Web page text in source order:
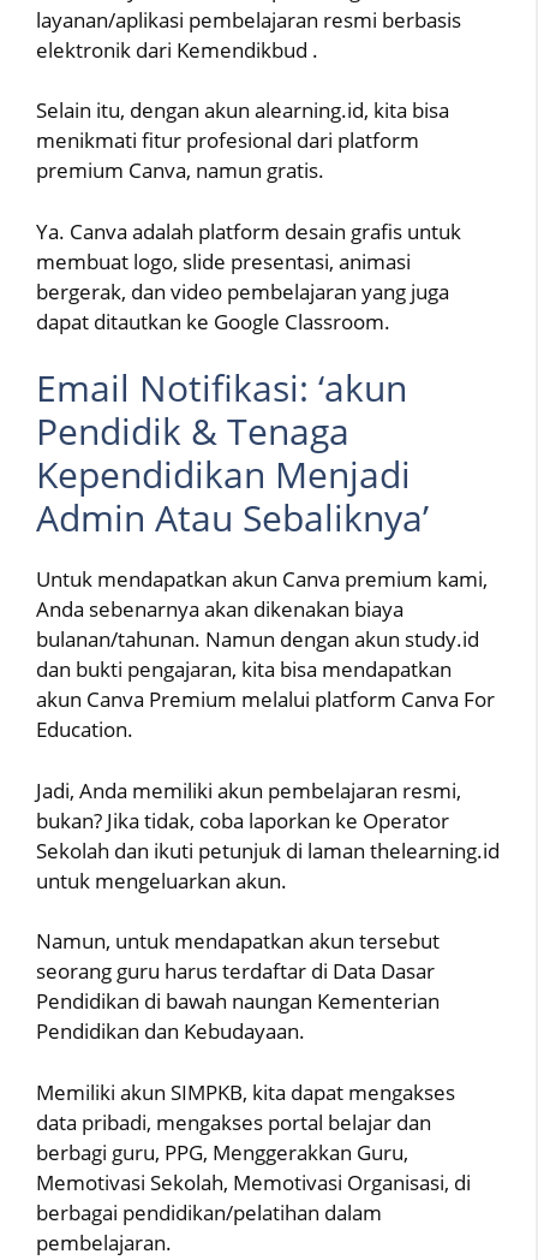
layanan/aplikasi pembelajaran resmi berbasis
elektronik dari Kemendikbud .
Selain itu, dengan akun alearning.id, kita bisa
menikmati fitur profesional dari platform
premium Canva, namun gratis.
Ya. Canva adalah platform desain grafis untuk
membuat logo, slide presentasi, animasi
bergerak, dan video pembelajaran yang juga
dapat ditautkan ke Google Classroom.
Email Notifikasi: ‘akun
Pendidik & Tenaga
Kependidikan Menjadi
Admin Atau Sebaliknya’
Untuk mendapatkan akun Canva premium kami,
Anda sebenarnya akan dikenakan biaya
bulanan/tahunan. Namun dengan akun study.id
dan bukti pengajaran, kita bisa mendapatkan
akun Canva Premium melalui platform Canva For
Education.
Jadi, Anda memiliki akun pembelajaran resmi,
bukan? Jika tidak, coba laporkan ke Operator
Sekolah dan ikuti petunjuk di laman thelearning.id
untuk mengeluarkan akun.
Namun, untuk mendapatkan akun tersebut
seorang guru harus terdaftar di Data Dasar
Pendidikan di bawah naungan Kementerian
Pendidikan dan Kebudayaan.
Memiliki akun SIMPKB, kita dapat mengakses
data pribadi, mengakses portal belajar dan
berbagi guru, PPG, Menggerakkan Guru,
Memotivasi Sekolah, Memotivasi Organisasi, di
berbagai pendidikan/pelatihan dalam
pembelajaran.